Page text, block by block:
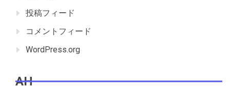
投稿フィード
コメントフィード
WordPress.org
AH